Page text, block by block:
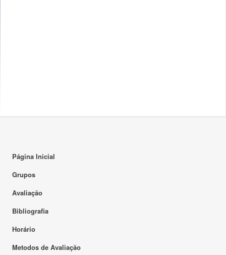
Página Inicial
Grupos
Avaliação
Bibliografia
Horário
Metodos de Avaliação